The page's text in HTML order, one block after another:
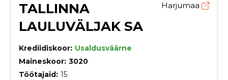
TALLINNA
LAULUVÄLJAK SA
Harjumaa
Krediidiskoor: Usaldusväärne
Maineskoor: 3020
Töötajaid: 15